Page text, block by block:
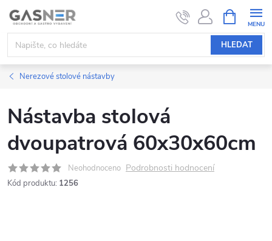
Přejít
obsah
HLEDAT
NÁKUPNÍ
KOŠÍK
Nerezové stolové nástavby
Nástavba stolová
dvoupatrová 60x30x60cm
Neohodnoceno Podrobnosti hodnocení
Kód produktu: 1256